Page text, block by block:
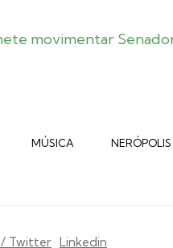
movimentar
MÚSICA
NERÓPOLIS
Twitter Linkedin